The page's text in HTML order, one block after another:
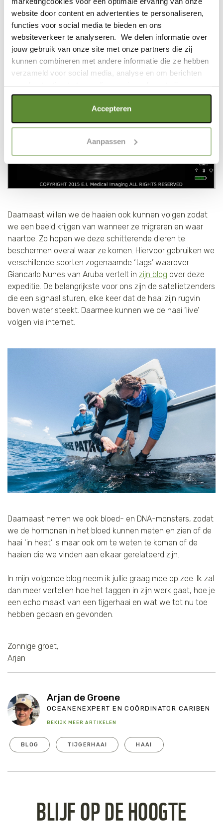
website door content en advertenties te personaliseren,
functies voor social media te bieden en ons
websiteverkeer te analyseren. We delen informatie over
jouw gebruik van onze site met onze partners die zij
kunnen combineren met andere informatie die ze hebben
verzameld voor social media, analyse en om berichten
Als je op "Alle cookies accepteren" klikt, ga je akkoord
met een optimaal gebruik van de website. Als je niet alle
"selectie toestaan" of "alleen noodzakelijke cookies", wat
wel gevolgen kan hebben voor de gebruiksvriendelijkheid
van de website. Voor meer inzage in de cookies klik dan
op "Cookie instellingen". Lees voor meer informatie
onzeCookie Policy.
Accepteren
Aanpassen
van een tijgerhaai.
Daarnaast willen we de haaien ook kunnen volgen zodat
we een beeld krijgen van wanneer ze migreren en waar
naartoe. Zo hopen we deze schitterende dieren te
beschermen overal waar ze komen. Hiervoor gebruiken we
verschillende soorten zogenaamde ‘tags’ waarover
Giancarlo Nunes van Aruba vertelt in zijn blog over deze
expeditie. De belangrijkste voor ons zijn de satellietzenders
die een signaal sturen, elke keer dat de haai zijn rugvin
boven water steekt. Daarmee kunnen we de haai ‘live’
volgen via internet.
Daarnaast nemen we ook bloed- en DNA-monsters, zodat
we de hormonen in het bloed kunnen meten en zien of de
haai ‘in heat’ is maar ook om te weten te komen of de
haaien die we vinden aan elkaar gerelateerd zijn.
In mijn volgende blog neem ik jullie graag mee op zee. Ik zal
dan meer vertellen hoe het taggen in zijn werk gaat, hoe je
een echo maakt van een tijgerhaai en wat we tot nu toe
hebben gedaan en gevonden.
Zonnige groet,
Arjan
Arjan de Groene
OCEANENEXPERT EN COÖRDINATOR CARIBEN
BEKIJK MEER ARTIKELEN
BLOG TIJGERHAAI HAAI
BLIJF OP DE HOOGTE